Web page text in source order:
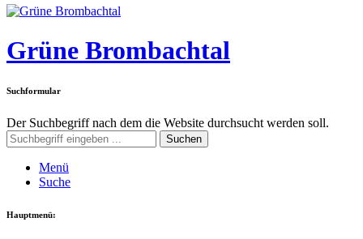
Grüne Brombachtal
Suchformular
Der Suchbegriff nach dem die Website durchsucht werden soll.
Suchen
Menü
Suche
Hauptmenü: